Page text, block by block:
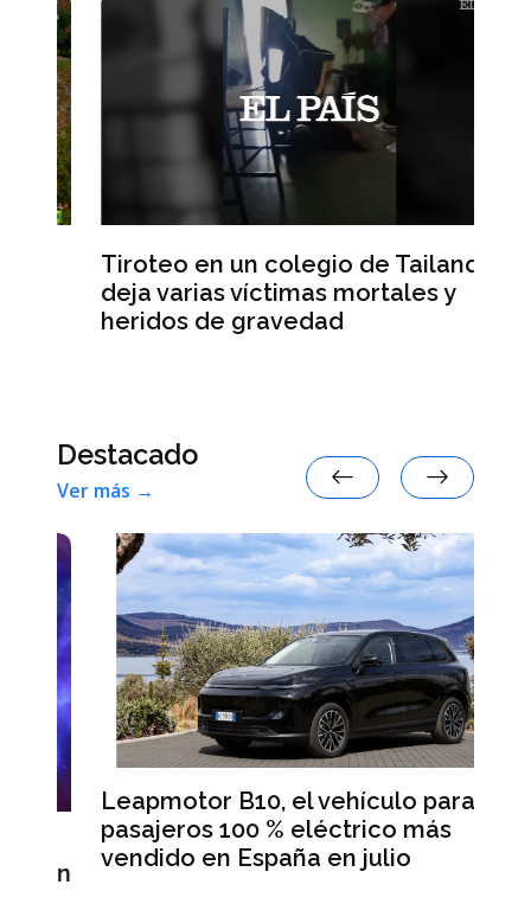
Tiroteo en un colegio de Tailandia
deja varias víctimas mortales y
heridos de gravedad
Destacado
Ver más →
Leapmotor B10, el vehículo para
pasajeros 100 % eléctrico más
vendido en España en julio